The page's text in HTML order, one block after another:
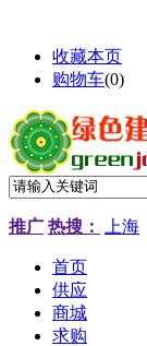
收藏本页
购物车(0)
推广 热搜： 上海
首页
供应
商城
求购